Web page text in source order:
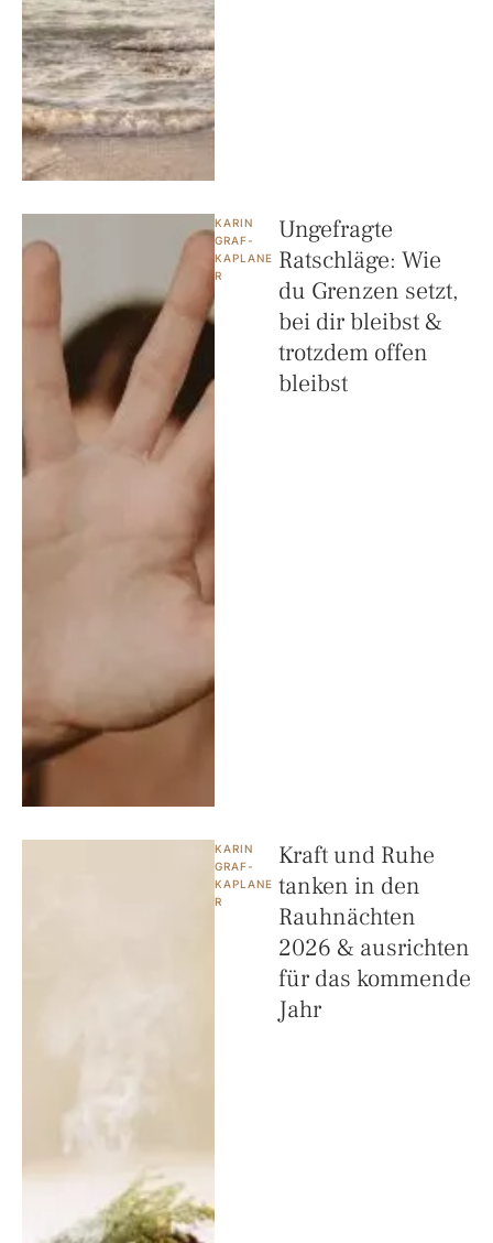
KARIN
GRAF-
KAPLANE
R
Ungefragte
Ratschläge: Wie
du Grenzen setzt,
bei dir bleibst &
trotzdem offen
bleibst
KARIN
GRAF-
KAPLANE
R
Kraft und Ruhe
tanken in den
Rauhnächten
2026 & ausrichten
für das kommende
Jahr